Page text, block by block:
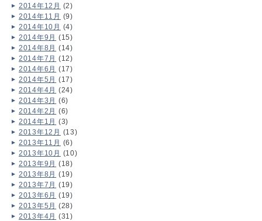
2014年12月 (2)
2014年11月 (9)
2014年10月 (4)
2014年9月 (15)
2014年8月 (14)
2014年7月 (12)
2014年6月 (17)
2014年5月 (17)
2014年4月 (24)
2014年3月 (6)
2014年2月 (6)
2014年1月 (3)
2013年12月 (13)
2013年11月 (6)
2013年10月 (10)
2013年9月 (18)
2013年8月 (19)
2013年7月 (19)
2013年6月 (19)
2013年5月 (28)
2013年4月 (31)